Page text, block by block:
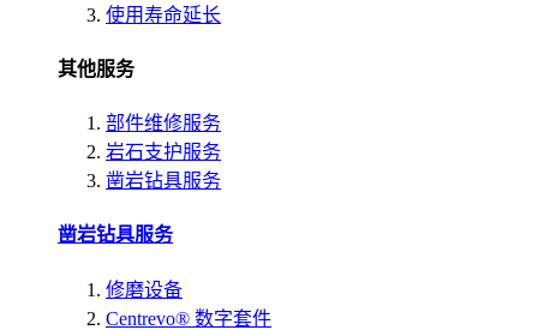
使用寿命延长
其他服务
部件维修服务
岩石支护服务
凿岩钻具服务
凿岩钻具服务
修磨设备
Centrevo® 数字套件